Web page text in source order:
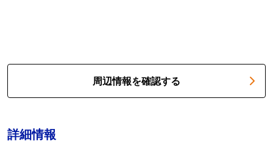
周辺情報を確認する
詳細情報